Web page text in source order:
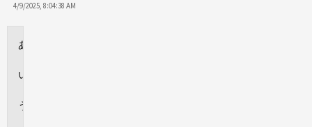
4/9/2025, 8:04:38 AM